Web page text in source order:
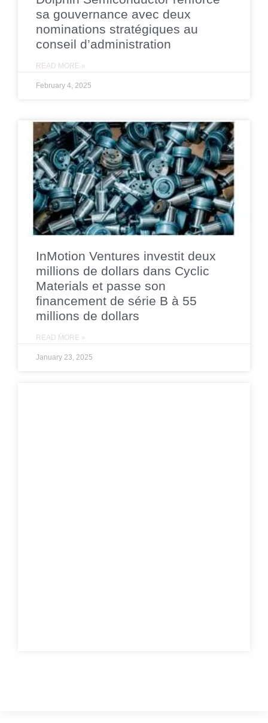
sa gouvernance avec deux
nominations stratégiques au
conseil d’administration
READ MORE »
February 4, 2025
InMotion Ventures investit deux
millions de dollars dans Cyclic
Materials et passe son
financement de série B à 55
millions de dollars
READ MORE »
January 23, 2025